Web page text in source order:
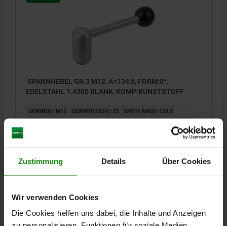
Zustimmung Details Über Cookies
Wir verwenden Cookies
Die Cookies helfen uns dabei, die Inhalte und Anzeigen
SPANNHEBEL GR.3 M12, A=134,5, FORM:0°,
EDELSTAHL 1.4305 BLANK, KOMP:KUNSTSTOFF
GEWINDE=M12 GEWINDETIEFE=23
GRIFFLÄNGE=134,5
52,85 CHF